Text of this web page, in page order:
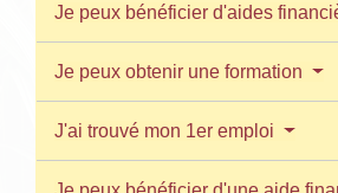
Je peux bénéficier d'aides
Je peux obtenir une formation
J'ai trouvé mon 1er emploi